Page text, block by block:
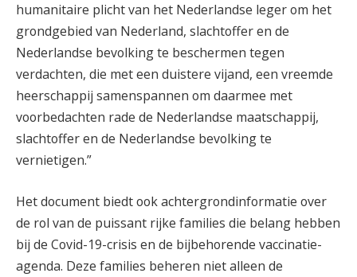
humanitaire plicht van het Nederlandse leger om het
grondgebied van Nederland, slachtoffer en de
Nederlandse bevolking te beschermen tegen
verdachten, die met een duistere vijand, een vreemde
heerschappij samenspannen om daarmee met
voorbedachten rade de Nederlandse maatschappij,
slachtoffer en de Nederlandse bevolking te
vernietigen.”
Het document biedt ook achtergrondinformatie over
de rol van de puissant rijke families die belang hebben
bij de Covid-19-crisis en de bijbehorende vaccinatie-
agenda. Deze families beheren niet alleen de